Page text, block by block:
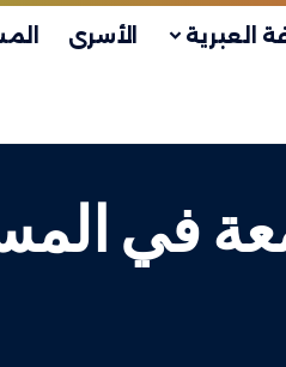
العبرية الأسرى
في